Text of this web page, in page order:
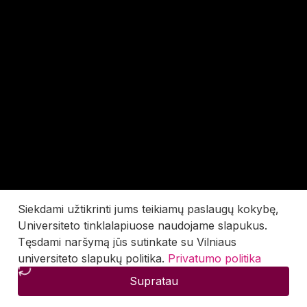
Siekdami užtikrinti jums teikiamų paslaugų kokybę,
Universiteto tinklalapiuose naudojame slapukus.
Tęsdami naršymą jūs sutinkate su Vilniaus
universiteto slapukų politika. Privatumo politika
Supratau